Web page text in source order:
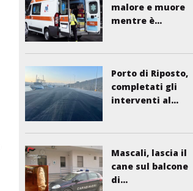
malore e muore
mentre è...
Porto di Riposto,
completati gli
interventi al...
Mascali, lascia il
cane sul balcone
di...